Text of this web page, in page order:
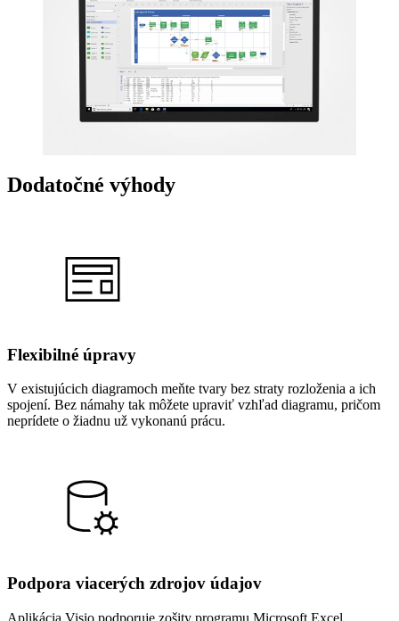
Dodatočné výhody
Flexibilné úpravy
V existujúcich diagramoch meňte tvary bez straty rozloženia a ich
spojení. Bez námahy tak môžete upraviť vzhľad diagramu, pričom
neprídete o žiadnu už vykonanú prácu.
Podpora viacerých zdrojov údajov
Aplikácia Visio podporuje zošity programu Microsoft Excel,